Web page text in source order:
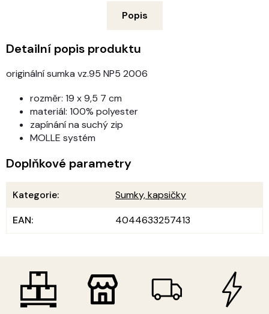
Popis
Detailní popis produktu
originální sumka vz.95 NP5 2006
rozměr: 19 x 9,5 7 cm
materiál: 100% polyester
zapínání na suchý zip
MOLLE systém
Doplňkové parametry
Kategorie:
Sumky, kapsičky
EAN: 4044633257413